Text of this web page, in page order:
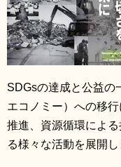
SDGsの達成と公益の
エコノミー）への移
推進、資源循環によ
る様々な活動を展開し